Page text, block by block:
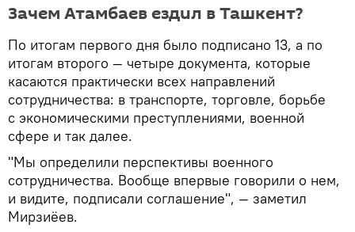
Зачем Атамбаев ездил в Ташкент?
По итогам первого дня было подписано 13, а по
итогам второго — четыре документа, которые
касаются практически всех направлений
сотрудничества: в транспорте, торговле, борьбе
с экономическими преступлениями, военной
сфере и так далее.
"Мы определили перспективы военного
сотрудничества. Вообще впервые говорили о нем,
и видите, подписали соглашение", — заметил
Мирзиёев.